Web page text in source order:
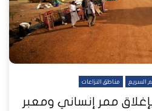
السريع مناطق النزاعات
ممر إنساني ومعبر